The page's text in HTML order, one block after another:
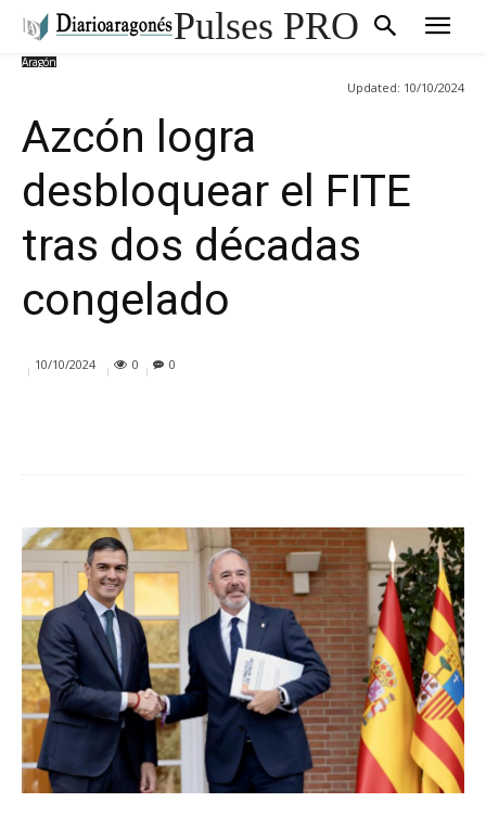
Pulses PRO
Aragón
Updated: 10/10/2024
Azcón logra
desbloquear el FITE
tras dos décadas
congelado
10/10/2024 0 0